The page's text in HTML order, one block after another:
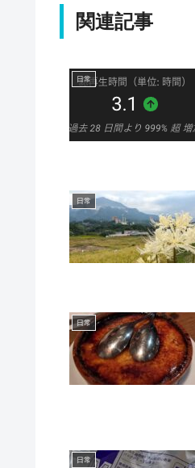
関連記事
日常
日常
日常
日常